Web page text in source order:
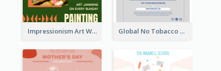
Impressionism Art Workshop Poster Global No Tobacco Day Poster